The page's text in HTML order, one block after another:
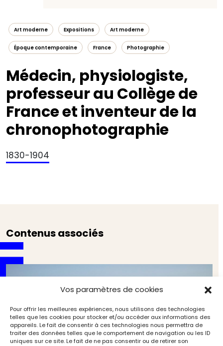
Vos paramètres de cookies
Pour offrir les meilleures expériences, nous utilisons des technologies
telles que les cookies pour stocker et/ou accéder aux informations des
appareils. Le fait de consentir à ces technologies nous permettra de
traiter des données telles que le comportement de navigation ou les ID
uniques sur ce site. Le fait de ne pas consentir ou de retirer son
Art moderne Expositions Art moderne
Époque contemporaine France Photographie
Médecin, physiologiste,
professeur au Collège de
France et inventeur de la
chronophotographie
1830-1904
Contenus associés